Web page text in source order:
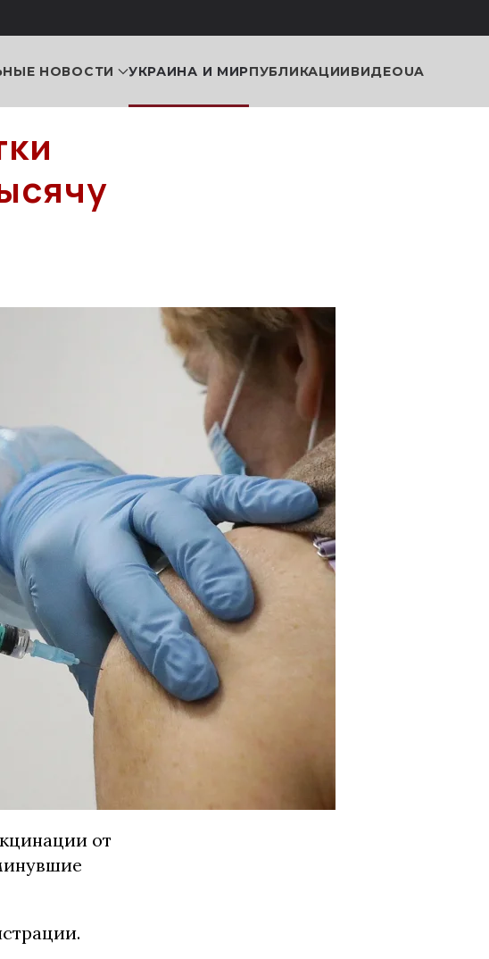
НОВОСТИ УКРАИНА И МИРПУБЛИКАЦИИВИДЕОUA
от